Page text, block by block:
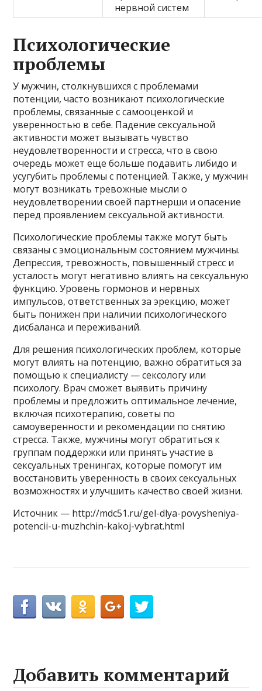
нервной систем
Психологические
проблемы
У мужчин, столкнувшихся с проблемами
потенции, часто возникают психологические
проблемы, связанные с самооценкой и
уверенностью в себе. Падение сексуальной
активности может вызывать чувство
неудовлетворенности и стресса, что в свою
очередь может еще больше подавить либидо и
усугубить проблемы с потенцией. Также, у мужчин
могут возникать тревожные мысли о
неудовлетворении своей партнерши и опасение
перед проявлением сексуальной активности.
Психологические проблемы также могут быть
связаны с эмоциональным состоянием мужчины.
Депрессия, тревожность, повышенный стресс и
усталость могут негативно влиять на сексуальную
функцию. Уровень гормонов и нервных
импульсов, ответственных за эрекцию, может
быть понижен при наличии психологического
дисбаланса и переживаний.
Для решения психологических проблем, которые
могут влиять на потенцию, важно обратиться за
помощью к специалисту — сексологу или
психологу. Врач сможет выявить причину
проблемы и предложить оптимальное лечение,
включая психотерапию, советы по
самоуверенности и рекомендации по снятию
стресса. Также, мужчины могут обратиться к
группам поддержки или принять участие в
сексуальных тренингах, которые помогут им
восстановить уверенность в своих сексуальных
возможностях и улучшить качество своей жизни.
Источник — http://mdc51.ru/gel-dlya-povysheniya-
potencii-u-muzhchin-kakoj-vybrat.html
Добавить комментарий